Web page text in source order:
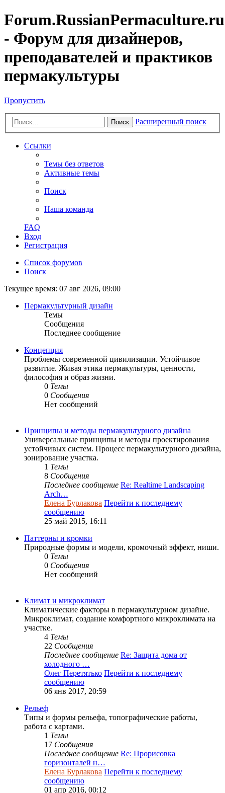
Forum.RussianPermaculture.ru
- Форум для дизайнеров,
преподавателей и практиков
пермакультуры
Пропустить
Поиск Расширенный поиск
Ссылки
Темы без ответов
Активные темы
Поиск
Наша команда
FAQ
Вход
Регистрация
Список форумов
Поиск
Текущее время: 07 авг 2026, 09:00
Пермакультурный дизайн
Темы
Сообщения
Последнее сообщение
Концепция
Проблемы современной цивилизации. Устойчивое
развитие. Живая этика пермакультуры, ценности,
философия и образ жизни.
0 Темы
0 Сообщения
Нет сообщений
Принципы и методы пермакультурного дизайна
Универсальные принципы и методы проектирования
устойчивых систем. Процесс пермакультурного дизайна,
зонирование участка.
1 Темы
8 Сообщения
Последнее сообщение Re: Realtime Landscaping
Arch…
Елена Бурлакова Перейти к последнему
сообщению
25 май 2015, 16:11
Паттерны и кромки
Природные формы и модели, кромочный эффект, ниши.
0 Темы
0 Сообщения
Нет сообщений
Климат и микроклимат
Климатические факторы в пермакультурном дизайне.
Микроклимат, создание комфортного микроклимата на
участке.
4 Темы
22 Сообщения
Последнее сообщение Re: Защита дома от
холодного …
Олег Перетятько Перейти к последнему
сообщению
06 янв 2017, 20:59
Рельеф
Типы и формы рельефа, топографические работы,
работа с картами.
1 Темы
17 Сообщения
Последнее сообщение Re: Прорисовка
горизонталей н…
Елена Бурлакова Перейти к последнему
сообщению
01 апр 2016, 00:12